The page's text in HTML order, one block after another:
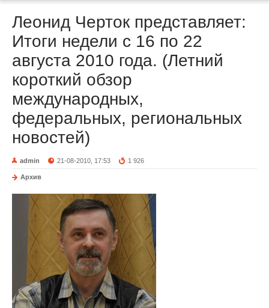
Леонид Черток представляет:
Итоги недели с 16 по 22
августа 2010 года. (Летний
короткий обзор
международных,
федеральных, региональных
новостей)
admin 21-08-2010, 17:53 1 926
Архив